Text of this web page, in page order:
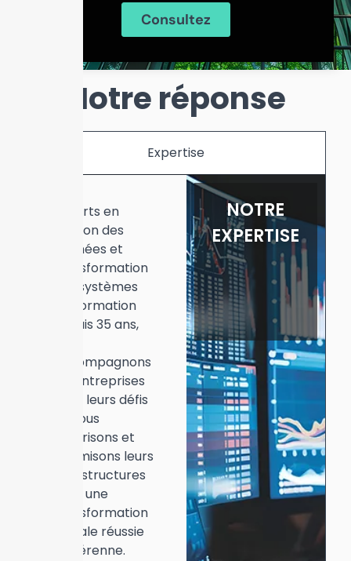
Consultez
Notre réponse
Expertise
Experts en
gestion des
données et
transformation
des systèmes
d’information
depuis 35 ans,
accompagnons
les entreprises
dans leurs défis
IT. Nous
sécurisons et
optimisons leurs
infrastructures
pour une
transformation
digitale réussie
et pérenne.
NOTRE
EXPERTISE